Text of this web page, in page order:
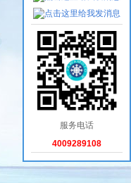
服务电话
4009289108